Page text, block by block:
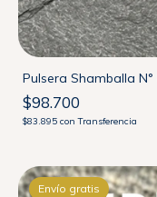
Pulsera Shamballa
$98.700
$83.895 con Transferencia
Envío gratis